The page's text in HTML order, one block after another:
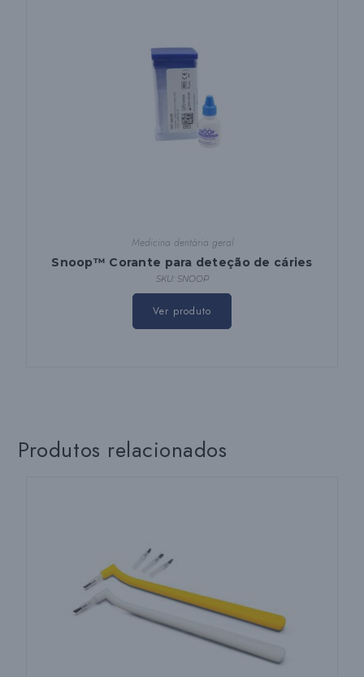
Medicina dentária geral
Snoop™ Corante para deteção de cáries
SKU: SNOOP
Ver produto
Produtos relacionados